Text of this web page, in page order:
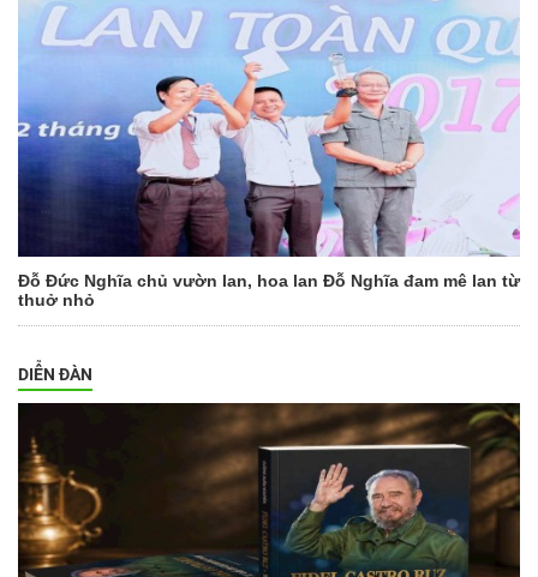
Đỗ Đức Nghĩa chủ vườn lan, hoa lan Đỗ Nghĩa đam mê lan từ
thuở nhỏ
DIỄN ĐÀN